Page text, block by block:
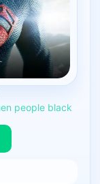
people black